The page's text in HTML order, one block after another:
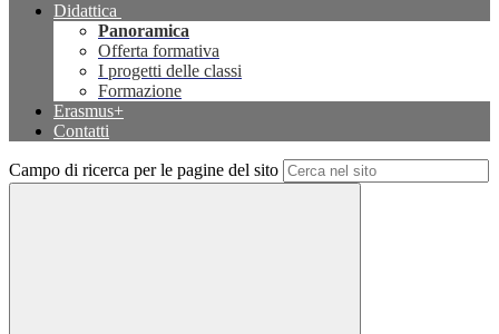
Didattica
Panoramica
Offerta formativa
I progetti delle classi
Formazione
Erasmus+
Contatti
Campo di ricerca per le pagine del sito